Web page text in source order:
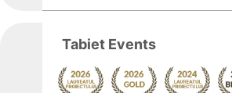
Tabiet Events